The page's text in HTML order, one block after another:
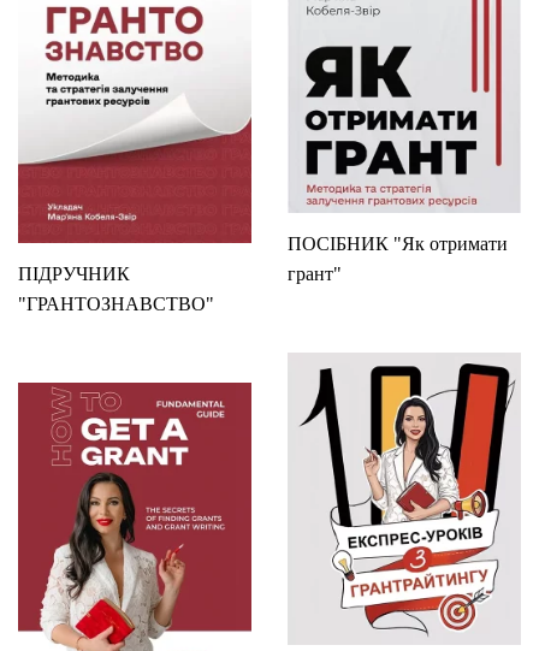
ПОСІБНИК "Як отримати
грант"
ПІДРУЧНИК
"ГРАНТОЗНАВСТВО"